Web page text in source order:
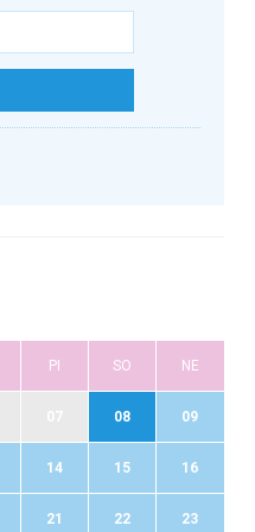
PI SO NE
08 09
14 15 16
21 22 23